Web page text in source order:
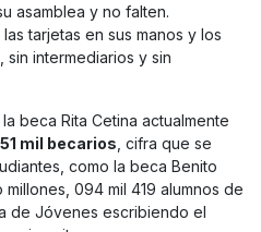
asamblea y no falten.
tarjetas en sus manos y los
intermediarios y sin
beca Rita Cetina actualmente
mil becarios, cifra que se
como la beca Benito
094 mil 419 alumnos de
de Jóvenes escribiendo el